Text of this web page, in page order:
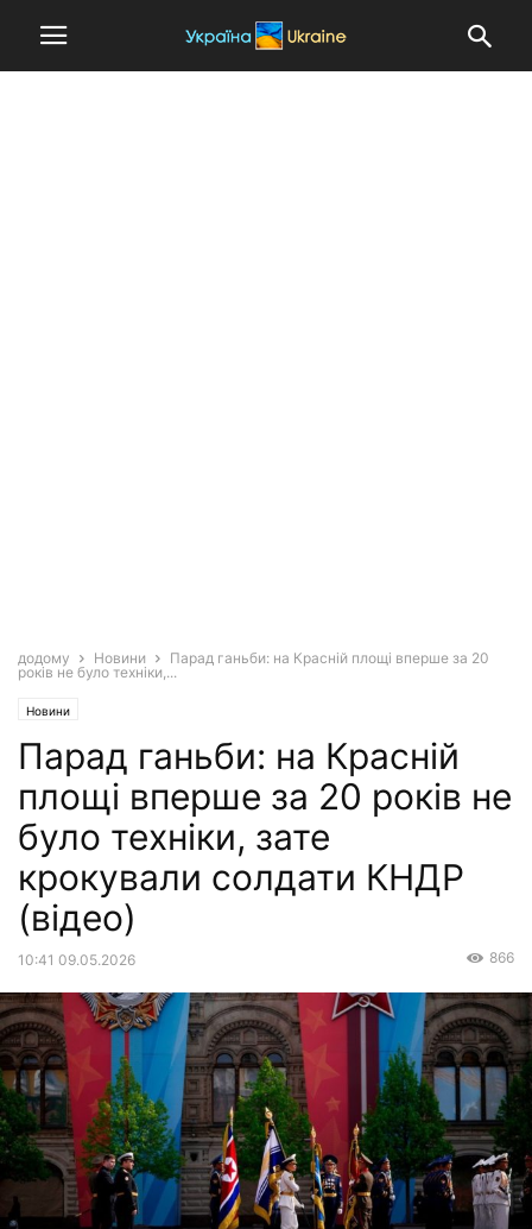
додому Новини
Парад ганьби: на Красній площі вперше за 20
років не було техніки,...
Новини
Парад ганьби: на Красній
площі вперше за 20 років не
було техніки, зате
крокували солдати КНДР
(відео)
10:41 09.05.2026 866